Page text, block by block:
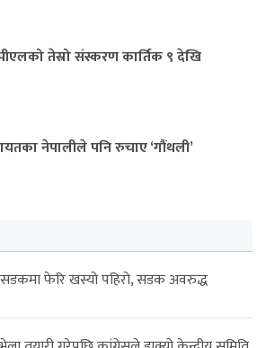
तेस्रो संस्करण कार्तिक ९ देखि
नेपालीले पनि रुचाए ‘गौंथली’
फेरि खस्यो पहिरो, सडक अवरुद्ध